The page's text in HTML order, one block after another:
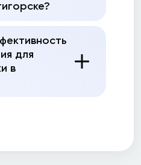
для
в